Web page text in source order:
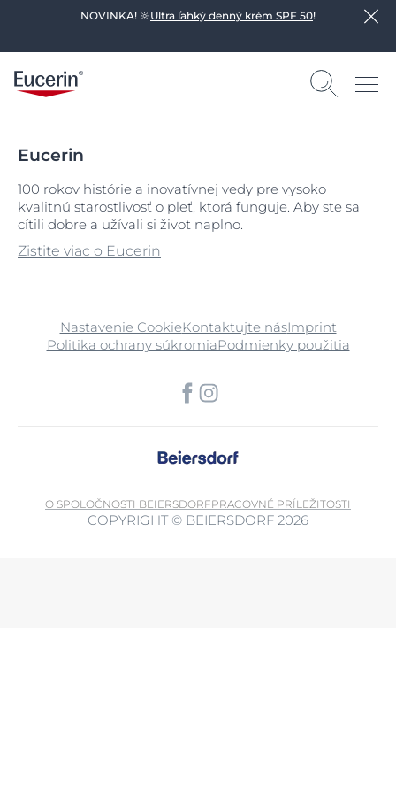
NOVINKA! 🔆 Ultra ľahký denný krém SPF 50!
Eucerin
100 rokov histórie a inovatívnej vedy pre vysoko
kvalitnú starostlivosť o pleť, ktorá funguje. Aby ste sa
cítili dobre a užívali si život naplno.
Zistite viac o Eucerin
Nastavenie CookieKontaktujte násImprint
Politika ochrany súkromiaPodmienky použitia
O SPOLOČNOSTI BEIERSDORFPRACOVNÉ PRÍLEŽITOSTI
COPYRIGHT © BEIERSDORF 2026